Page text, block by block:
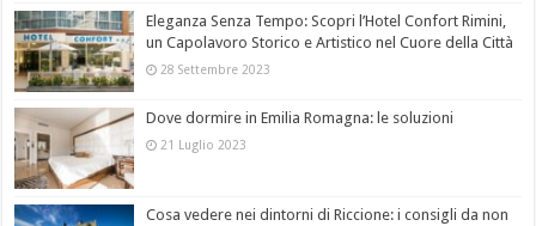
Eleganza Senza Tempo: Scopri l’Hotel Confort Rimini,
un Capolavoro Storico e Artistico nel Cuore della Città
28 Settembre 2023
Dove dormire in Emilia Romagna: le soluzioni
21 Luglio 2023
Cosa vedere nei dintorni di Riccione: i consigli da non